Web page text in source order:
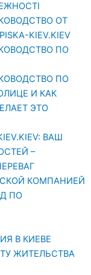
ОТ
KIEV.KIEV
ПО
ПО
И КАК
ЭТО
ВАШ
–
КОМПАНИЕЙ
ПО
В КИЕВЕ
ЖИТЕЛЬСТВА